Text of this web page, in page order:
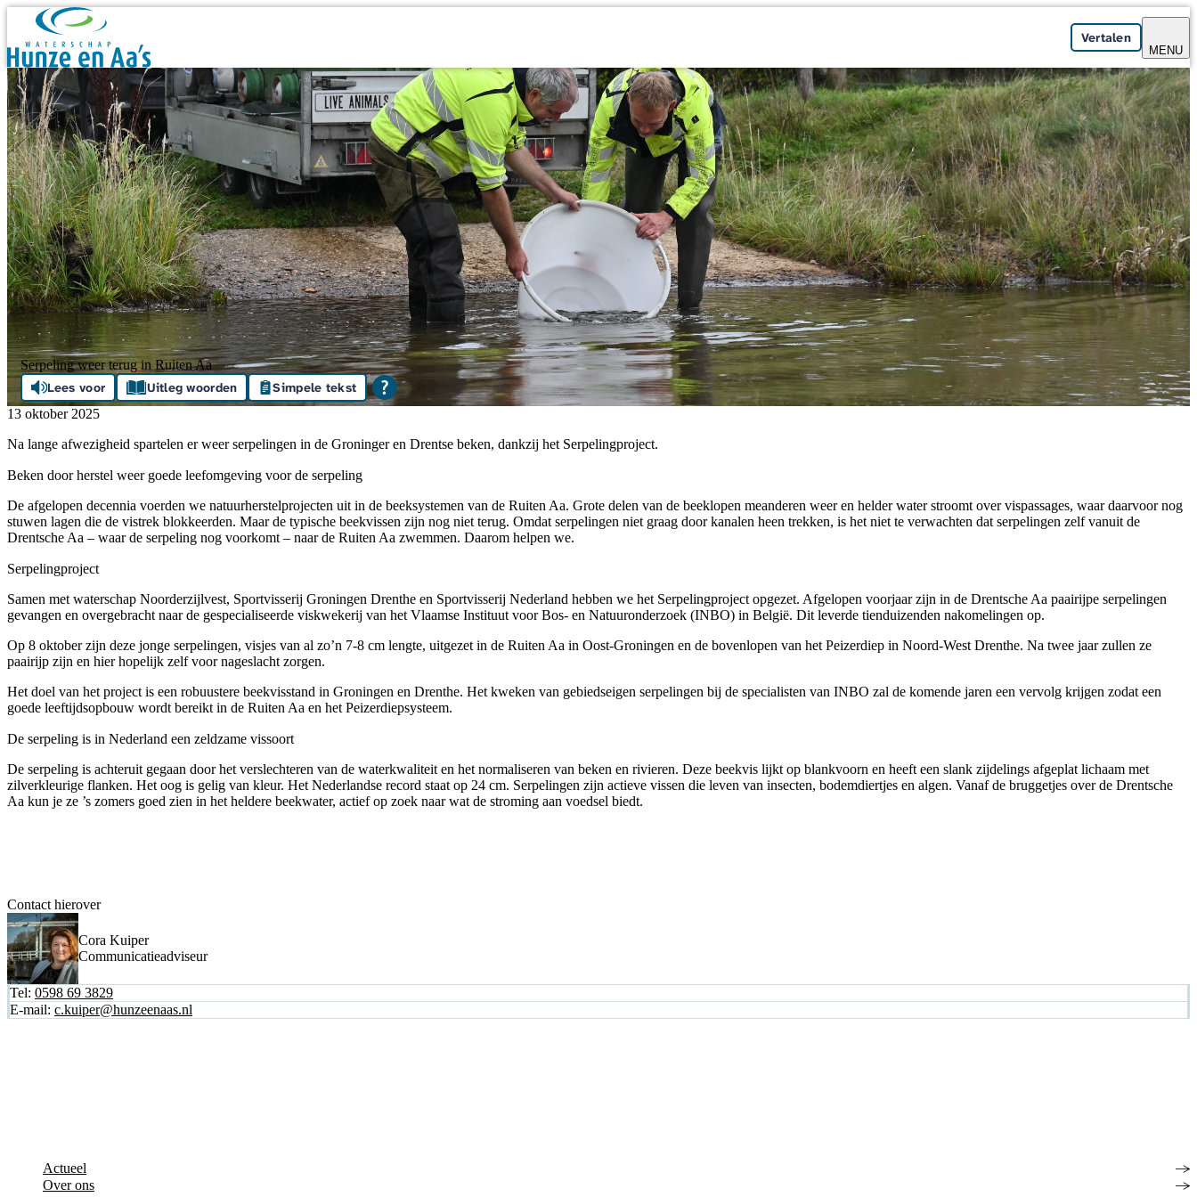
Skip navigation
Vertalen
MENU
Serpeling weer terug in Ruiten Aa
Lees voor Uitleg woorden Simpele tekst
13 oktober 2025
Na lange afwezigheid spartelen er weer serpelingen in de Groninger en Drentse beken, dankzij het Serpelingproject.
Beken door herstel weer goede leefomgeving voor de serpeling
De afgelopen decennia voerden we natuurherstelprojecten uit in de beeksystemen van de Ruiten Aa. Grote delen van de beeklopen meanderen weer en helder water stroomt over vispassages, waar daarvoor nog
stuwen lagen die de vistrek blokkeerden. Maar de typische beekvissen zijn nog niet terug. Omdat serpelingen niet graag door kanalen heen trekken, is het niet te verwachten dat serpelingen zelf vanuit de
Drentsche Aa – waar de serpeling nog voorkomt – naar de Ruiten Aa zwemmen. Daarom helpen we.
Serpelingproject
Samen met waterschap Noorderzijlvest, Sportvisserij Groningen Drenthe en Sportvisserij Nederland hebben we het Serpelingproject opgezet. Afgelopen voorjaar zijn in de Drentsche Aa paairijpe serpelingen
gevangen en overgebracht naar de gespecialiseerde viskwekerij van het Vlaamse Instituut voor Bos- en Natuuronderzoek (INBO) in België. Dit leverde tienduizenden nakomelingen op.
Op 8 oktober zijn deze jonge serpelingen, visjes van al zo’n 7-8 cm lengte, uitgezet in de Ruiten Aa in Oost-Groningen en de bovenlopen van het Peizerdiep in Noord-West Drenthe. Na twee jaar zullen ze
paairijp zijn en hier hopelijk zelf voor nageslacht zorgen.
Het doel van het project is een robuustere beekvisstand in Groningen en Drenthe. Het kweken van gebiedseigen serpelingen bij de specialisten van INBO zal de komende jaren een vervolg krijgen zodat een
goede leeftijdsopbouw wordt bereikt in de Ruiten Aa en het Peizerdiepsysteem.
De serpeling is in Nederland een zeldzame vissoort
De serpeling is achteruit gegaan door het verslechteren van de waterkwaliteit en het normaliseren van beken en rivieren. Deze beekvis lijkt op blankvoorn en heeft een slank zijdelings afgeplat lichaam met
zilverkleurige flanken. Het oog is gelig van kleur. Het Nederlandse record staat op 24 cm. Serpelingen zijn actieve vissen die leven van insecten, bodemdiertjes en algen. Vanaf de bruggetjes over de Drentsche
Aa kun je ze ’s zomers goed zien in het heldere beekwater, actief op zoek naar wat de stroming aan voedsel biedt.
Contact hierover
Cora Kuiper
Communicatieadviseur
Tel: 0598 69 3829
E-mail: c.kuiper@hunzeenaas.nl
Actueel
Over ons